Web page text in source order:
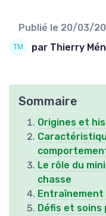
Publié le 20/03/
par Thierry
Sommaire
Origines et
Le rôle du
chasse
Défis et